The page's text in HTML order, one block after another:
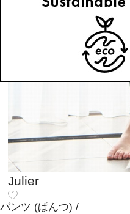
Julier
パンツ (ぱんつ) /